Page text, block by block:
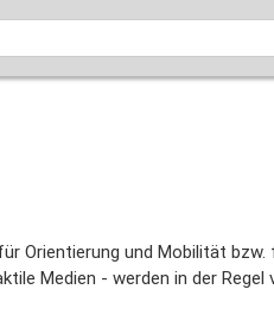
Orientierung und Mobilität
Medien - werden in der Regel